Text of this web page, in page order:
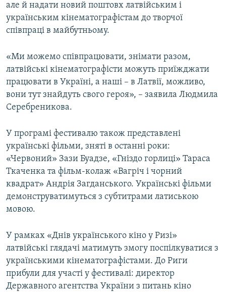
але й надати новий поштовх латвійським і
українським кінематографістам до творчої
співпраці в майбутньому.
«Ми можемо співпрацювати, знімати разом,
латвійські кінематографісти можуть приїжджати
працювати в Україні, а наші – в Латвії, можливо,
вони тут знайдуть свого героя», – заявила Людмила
Серебреникова.
У програмі фестивалю також представлені
українські фільми, зняті в останні роки:
«Червоний» Зази Буадзе, «Гніздо горлиці» Тараса
Ткаченка та фільм-колаж «Вагріч і чорний
квадрат» Андрія Загданського. Українські фільми
демонструватимуться з субтитрами латиською
мовою.
У рамках «Днів українського кіно у Ризі»
латвійські глядачі матимуть змогу поспілкуватися з
українськими кінематографістами. До Риги
прибули для участі у фестивалі: директор
Державного агентства України з питань кіно